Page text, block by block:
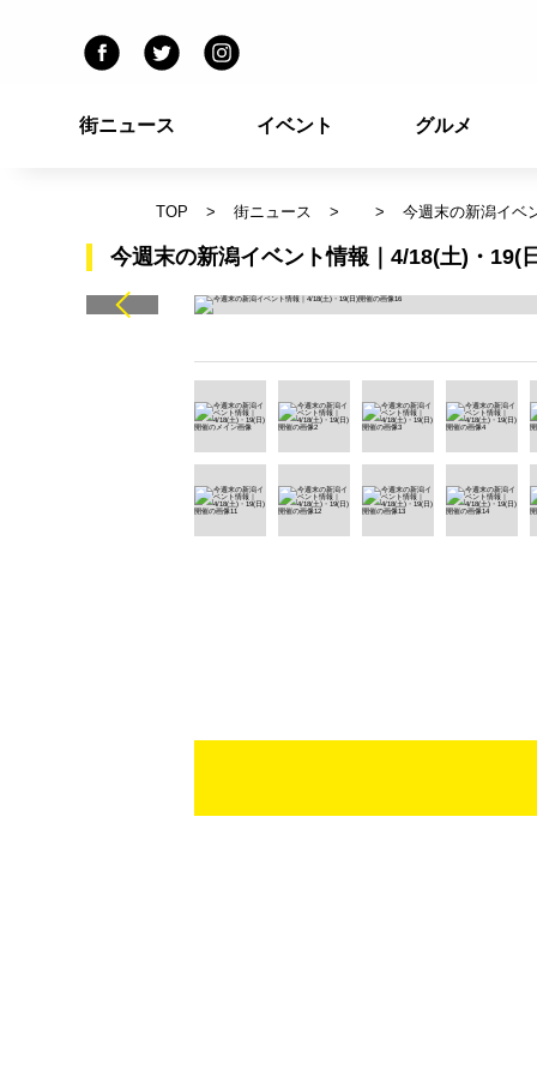
街ニュース イベント グルメ
TOP 街ニュース 今週末の新潟イベ
今週末の新潟イベント情報｜4/18(土)・19(